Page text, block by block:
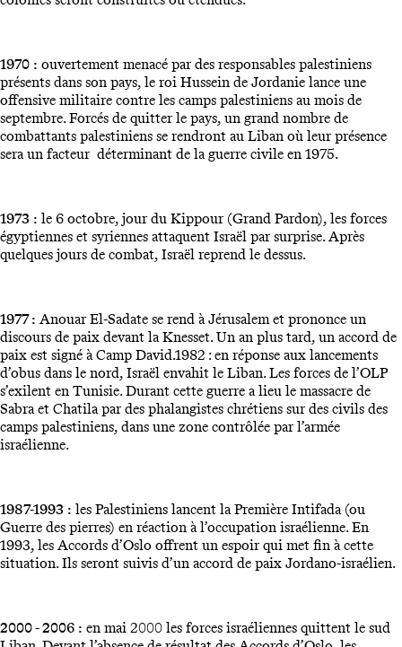
1970 : ouvertement menacé par des responsables palestiniens
présents dans son pays, le roi Hussein de Jordanie lance une
offensive militaire contre les camps palestiniens au mois de
septembre. Forcés de quitter le pays, un grand nombre de
combattants palestiniens se rendront au Liban où leur présence
sera un facteur déterminant de la guerre civile en 1975.
1973 : le 6 octobre, jour du Kippour (Grand Pardon), les forces
égyptiennes et syriennes attaquent Israël par surprise. Après
quelques jours de combat, Israël reprend le dessus.
1977 : Anouar El-Sadate se rend à Jérusalem et prononce un
discours de paix devant la Knesset. Un an plus tard, un accord de
paix est signé à Camp David.1982 : en réponse aux lancements
d’obus dans le nord, Israël envahit le Liban. Les forces de l’OLP
s’exilent en Tunisie. Durant cette guerre a lieu le massacre de
Sabra et Chatila par des phalangistes chrétiens sur des civils des
camps palestiniens, dans une zone contrôlée par l’armée
israélienne.
1987-1993 : les Palestiniens lancent la Première Intifada (ou
Guerre des pierres) en réaction à l’occupation israélienne. En
1993, les Accords d’Oslo offrent un espoir qui met fin à cette
situation. Ils seront suivis d’un accord de paix Jordano-israélien.
2000 - 2006 : en mai 2000 les forces israéliennes quittent le sud